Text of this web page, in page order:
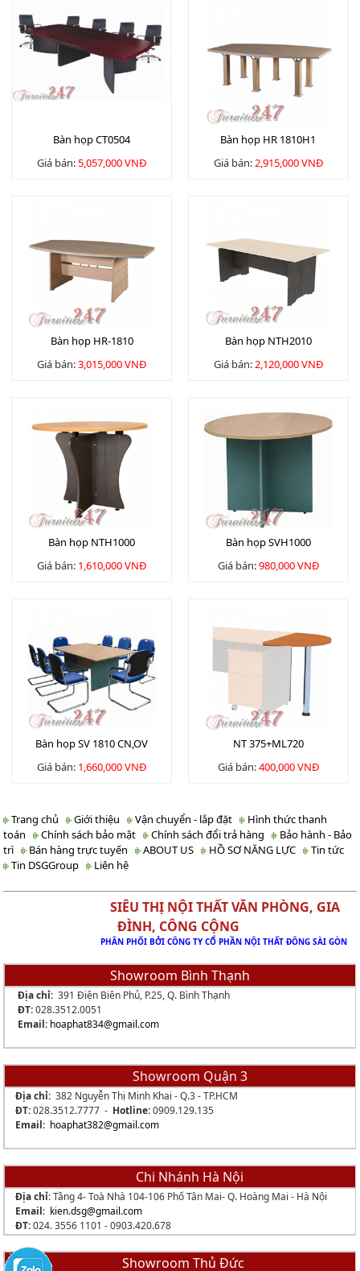
Bàn họp CT0504
Giá bán:5,057,000 VNĐ
Bàn họp HR 1810H1
Giá bán:2,915,000 VNĐ
Bàn họp HR-1810
Giá bán:3,015,000 VNĐ
Bàn họp NTH2010
Giá bán:2,120,000 VNĐ
Bàn họp NTH1000
Giá bán: 1,610,000 VNĐ
Bàn họp SVH1000
Giá bán:980,000 VNĐ
Bàn họp SV 1810 CN,OV
Giá bán: 1,660,000 VNĐ
NT 375+ML720
Giá bán:400,000 VNĐ
Trang chủ Giới thiệu Vận chuyển - lắp đặt
Hình thức thanh
toán
Chính sách bảo mật Chính sách đổi trả hàng
Bảo hành - Bảo
trì
Bán hàng trực tuyến ABOUT US HỒ SƠ NĂNG LỰC
Tin tức
Tin DSGGroup
Liên hệ
SIÊU THỊ NỘI THẤT VĂN PHÒNG, GIA
ĐÌNH, CÔNG CỘNG
PHÂN PHỐI BỞI CÔNG TY CỔ PHẦN NỘI THẤT ĐÔNG SÀI GÒN
Showroom Bình Thạnh
Địa chỉ:391 Điện Biên Phủ, P.25, Q. Bình Thạnh
ĐT:028.3512.0051
Email: hoaphat834@gmail.com
Showroom Quận 3
Địa chỉ:382 Nguyễn Thị Minh Khai - Q.3 - TP.HCM
ĐT:028.3512.7777 - Hotline:0909.129.135
Email: hoaphat382@gmail.com
Chi Nhánh Hà Nội
Địa chỉ: Tầng 4- Toà Nhà 104-106 Phố Tân Mai- Q. Hoàng Mai - Hà Nội
Email: kien.dsg@gmail.com
ĐT:024. 3556 1101 - 0903.420.678
Showroom Thủ Đức